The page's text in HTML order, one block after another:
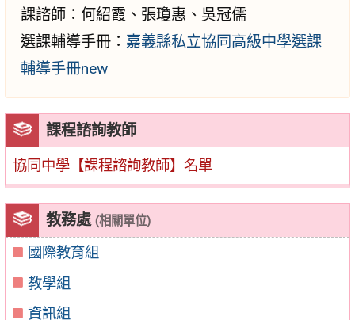
課程諮詢教師
協同中學【課程諮詢教師】名單
教務處 (相關單位)
國際教育組
教學組
資訊組
課諮師：何紹霞、張瓊惠、吳冠儒
選課輔導手冊： 嘉義縣私立協同高級中學選課
輔導手冊new